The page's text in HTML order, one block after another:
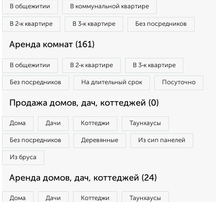
В общежитии В коммунальной квартире
В 2‑к квартире В 3‑к квартире Без посредников
Аренда комнат (161)
В общежитии В 2‑к квартире В 3‑к квартире
Без посредников На длительный срок Посуточно
Продажа домов, дач, коттеджей (0)
Дома Дачи Коттеджи Таунхаусы
Без посредников Деревянные Из сип панелей
Из бруса
Аренда домов, дач, коттеджей (24)
Дома Дачи Коттеджи Таунхаусы